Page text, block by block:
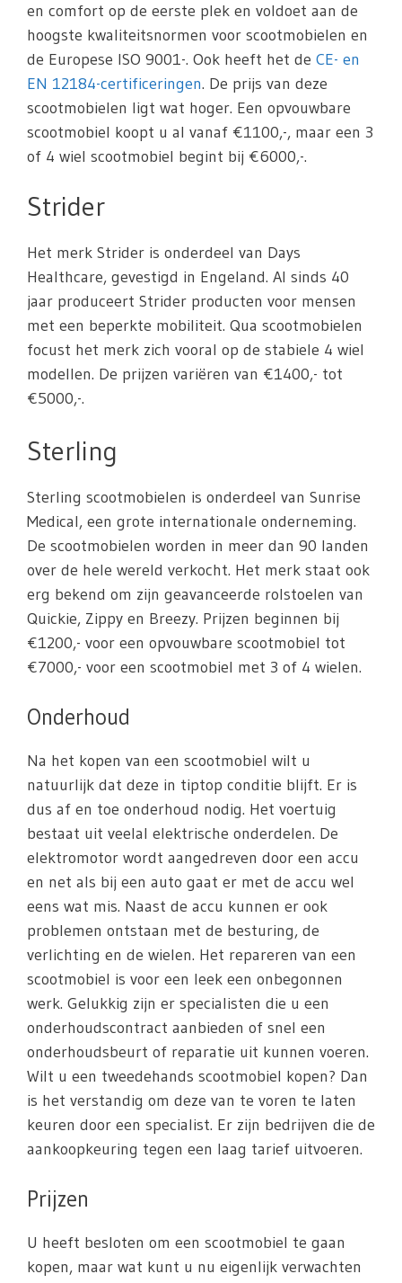
en comfort op de eerste plek en voldoet aan de
hoogste kwaliteitsnormen voor scootmobielen en
de Europese ISO 9001-. Ook heeft het de CE- en
EN 12184-certificeringen. De prijs van deze
scootmobielen ligt wat hoger. Een opvouwbare
scootmobiel koopt u al vanaf €1100,-, maar een 3
of 4 wiel scootmobiel begint bij €6000,-.
Strider
Het merk Strider is onderdeel van Days
Healthcare, gevestigd in Engeland. Al sinds 40
jaar produceert Strider producten voor mensen
met een beperkte mobiliteit. Qua scootmobielen
focust het merk zich vooral op de stabiele 4 wiel
modellen. De prijzen variëren van €1400,- tot
€5000,-.
Sterling
Sterling scootmobielen is onderdeel van Sunrise
Medical, een grote internationale onderneming.
De scootmobielen worden in meer dan 90 landen
over de hele wereld verkocht. Het merk staat ook
erg bekend om zijn geavanceerde rolstoelen van
Quickie, Zippy en Breezy. Prijzen beginnen bij
€1200,- voor een opvouwbare scootmobiel tot
€7000,- voor een scootmobiel met 3 of 4 wielen.
Onderhoud
Na het kopen van een scootmobiel wilt u
natuurlijk dat deze in tiptop conditie blijft. Er is
dus af en toe onderhoud nodig. Het voertuig
bestaat uit veelal elektrische onderdelen. De
elektromotor wordt aangedreven door een accu
en net als bij een auto gaat er met de accu wel
eens wat mis. Naast de accu kunnen er ook
problemen ontstaan met de besturing, de
verlichting en de wielen. Het repareren van een
scootmobiel is voor een leek een onbegonnen
werk. Gelukkig zijn er specialisten die u een
onderhoudscontract aanbieden of snel een
onderhoudsbeurt of reparatie uit kunnen voeren.
Wilt u een tweedehands scootmobiel kopen? Dan
is het verstandig om deze van te voren te laten
keuren door een specialist. Er zijn bedrijven die de
aankoopkeuring tegen een laag tarief uitvoeren.
Prijzen
U heeft besloten om een scootmobiel te gaan
kopen, maar wat kunt u nu eigenlijk verwachten